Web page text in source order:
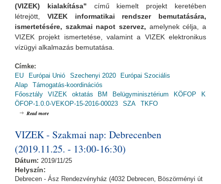
(VIZEK) kialakítása" című kiemelt projekt keretében
létrejött, VIZEK informatikai rendszer bemutatására,
ismertetésére, szakmai napot szervez, amelynek célja, a
VIZEK projekt ismertetése, valamint a VIZEK elektronikus
vízügyi alkalmazás bemutatása.
Címke:
EU
Európai Unió Szechenyi 2020
Európai Szociális
Alap
Támogatás-koordinációs
Főosztály
VIZEK oktatás BM Belügyminisztérium KÖFOP
K
ÖFOP-1.0.0-VEKOP-15-2016-00023
SZA TKFO
Read more
VIZEK - Szakmai nap: Debrecenben
(2019.11.25. - 13:00-16:30)
Dátum: 2019/11/25
Helyszín:
Debrecen - Ász Rendezvényház (4032 Debrecen, Böszörményi út